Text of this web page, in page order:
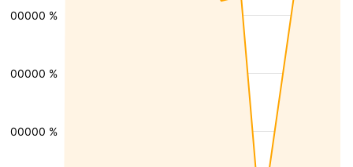
300000 %
-200000 %
-100000 %